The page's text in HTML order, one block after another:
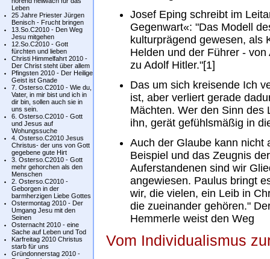
Leben
25 Jahre Priester Jürgen
Benisch - Frucht bringen
13.So.C2010 - Den Weg
Jesu mitgehen
12.So.C2010 - Gott
fürchten und lieben
Christi Himmelfahrt 2010 -
Der Christ steht über allem
Pfingsten 2010 - Der Heilige
Geist ist Gnade
7. Osterso.C2010 - Wie du,
Vater, in mir bist und ich in
dir bin, sollen auch sie in
uns sein.
6. Osterso.C2010 - Gott
und Jesus auf
Wohungssuche
4. Osterso.C2010 Jesus
Christus- der uns von Gott
gegebene gute Hirt
3. Osterso.C2010 - Gott
mehr gehorchen als den
Menschen
2. Osterso.C2010 -
Geborgen in der
barmherzigen Liebe Gottes
Ostermontag 2010 - Der
Umgang Jesu mit den
Seinen
Osternacht 2010 - eine
Sache auf Leben und Tod
Karfreitag 2010 Christus
starb für uns
Gründonnerstag 2010 -
Josef Eping schreibt im
Gegenwart«: "Das Modell
kulturprägend gewesen, als
Helden und der Führer -
zu Adolf Hitler."[1]
Das um sich kreisende Ich
ist, aber verliert gerade
Mächten. Wer den Sinn des
ihn, gerät gefühlsmäßig in
Auch der Glaube kann nicht
Beispiel und das Zeugnis
Auferstandenen sind wir
angewiesen. Paulus bringt
wir, die vielen, ein Leib in
die zueinander gehören."
Hemmerle weist den Weg
Vom Individualismus